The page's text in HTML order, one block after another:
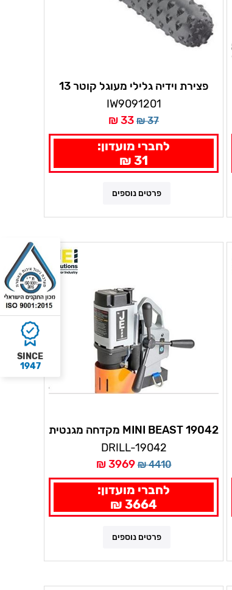
פצירת וידיה גלילי מעוגל קוטר 13
מ"מ איריון
IW9091201
37 ₪
33 ₪
לחברי מועדון:
31 ₪
פרטים נוספים
MINI BEAST 19042 מקדחה מגנטית
JEI אמינה ביותר תוצרת אירופה
1010W מנוע
DRILL-19042
4410 ₪
3969 ₪
לחברי מועדון:
3664 ₪
פרטים נוספים
SINCE
1947